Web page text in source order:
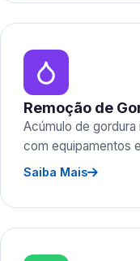
Remoção de
Acúmulo de
com equipamentos
Saiba Mais